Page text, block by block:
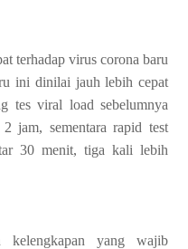
terhadap virus corona baru
ini dinilai jauh lebih cepat
tes viral load sebelumnya
jam, sementara rapid test
30 menit, tiga kali lebih
kelengkapan yang wajib